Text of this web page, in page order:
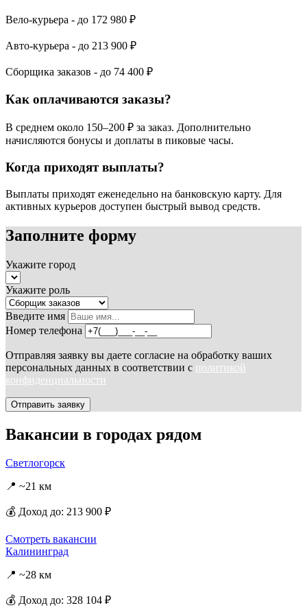
Вело-курьера - до 172 980 ₽
Авто-курьера - до 213 900 ₽
Сборщика заказов - до 74 400 ₽
Как оплачиваются заказы?
В среднем около 150–200 ₽ за заказ. Дополнительно
начисляются бонусы и доплаты в пиковые часы.
Когда приходят выплаты?
Выплаты приходят еженедельно на банковскую карту. Для
активных курьеров доступен быстрый вывод средств.
Заполните форму
Укажите город
Укажите роль
Введите имя
Номер телефона
Отправляя заявку вы даете согласие на обработку ваших
персональных данных в соответствии с политикой
конфиденциальности
Отправить заявку
Вакансии в городах рядом
Светлогорск
📍 ~21 км
💰 Доход до: 213 900 ₽
Смотреть вакансии
Калининград
📍 ~28 км
💰 Доход до: 328 104 ₽